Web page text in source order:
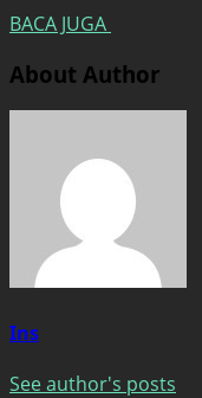
BACA JUGA
About Author
Ins
See author's posts